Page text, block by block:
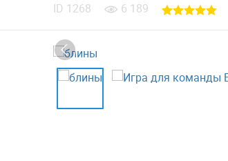
ID 1268 6 189